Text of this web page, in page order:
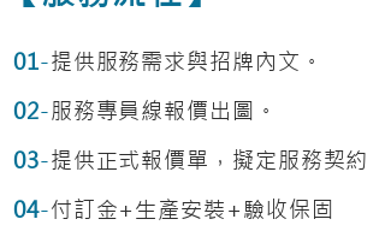
01-提供服務需求與招牌內文。
02-服務專員線報價出圖。
03-提供正式報價單，擬定服務契約
04-付訂金+生產安裝+驗收保固